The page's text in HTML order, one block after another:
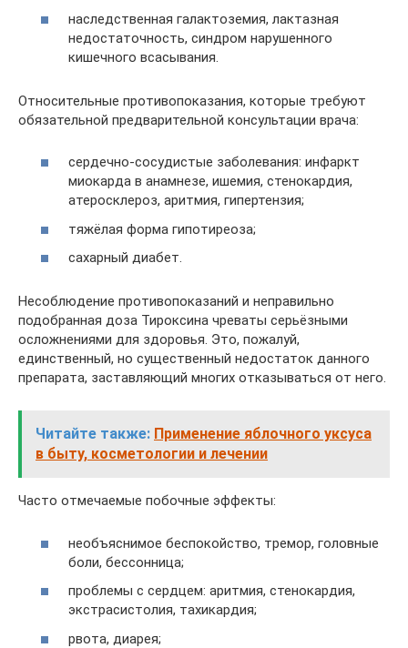
наследственная галактоземия, лактазная
недостаточность, синдром нарушенного
кишечного всасывания.
Относительные противопоказания, которые требуют
обязательной предварительной консультации врача:
сердечно-сосудистые заболевания: инфаркт
миокарда в анамнезе, ишемия, стенокардия,
атеросклероз, аритмия, гипертензия;
тяжёлая форма гипотиреоза;
сахарный диабет.
Несоблюдение противопоказаний и неправильно
подобранная доза Тироксина чреваты серьёзными
осложнениями для здоровья. Это, пожалуй,
единственный, но существенный недостаток данного
препарата, заставляющий многих отказываться от него.
Читайте также: Применение яблочного уксуса
в быту, косметологии и лечении
Часто отмечаемые побочные эффекты:
необъяснимое беспокойство, тремор, головные
боли, бессонница;
проблемы с сердцем: аритмия, стенокардия,
экстрасистолия, тахикардия;
рвота, диарея;